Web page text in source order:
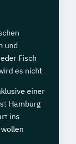
und
Fisch
es nicht
einer
Hamburg
ins